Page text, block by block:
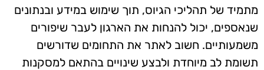
מתמיד של תהליכי הגיוס, תוך שימוש במידע ובנתונים
שנאספים, יכול להנחות את הארגון לעבר שיפורים
משמעותיים. חשוב לאתר את התחומים שדורשים
תשומת לב מיוחדת ולבצע שינויים בהתאם למסקנות